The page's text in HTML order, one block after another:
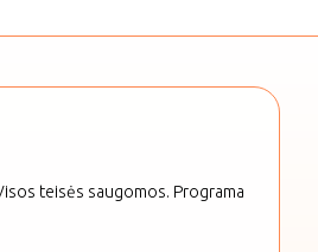
teisės saugomos. Programa